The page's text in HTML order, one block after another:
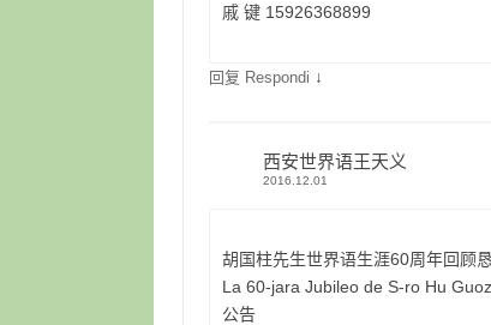
戚 键 15926368899
回复 Respondi ↓
西安世界语王天义
2016.12.01
胡国柱先生世界语生涯60周年回顾
La 60-jara Jubileo de S-ro Hu
公告